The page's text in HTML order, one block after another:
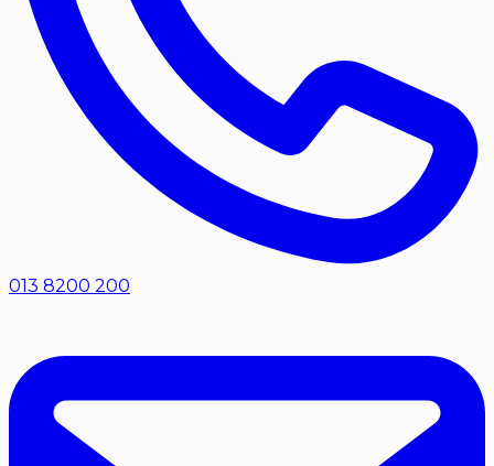
013 8200 200